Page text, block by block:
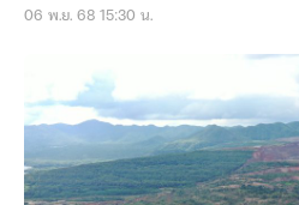
06 พ.ย. 68 15:30 น.